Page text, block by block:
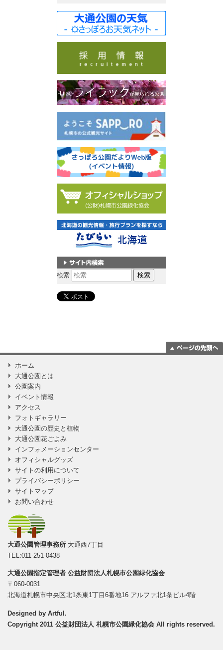
サイト内検索
検索
ホーム
大通公園とは
公園案内
イベント情報
アクセス
フォトギャラリー
大通公園の歴史と植物
大通公園花ごよみ
インフォメーションセンター
オフィシャルグッズ
サイトの利用について
プライバシーポリシー
サイトマップ
お問い合わせ
大通公園管理事務所 大通西7丁目
TEL:011-251-0438
大通公園指定管理者 公益財団法人札幌市公園緑化協会
〒060-0031
北海道札幌市中央区北1条東1丁目6番地16 アルファ北1条ビル4階
Designed by Artful .
Copyright 2011 公益財団法人 札幌市公園緑化協会 All rights reserved.